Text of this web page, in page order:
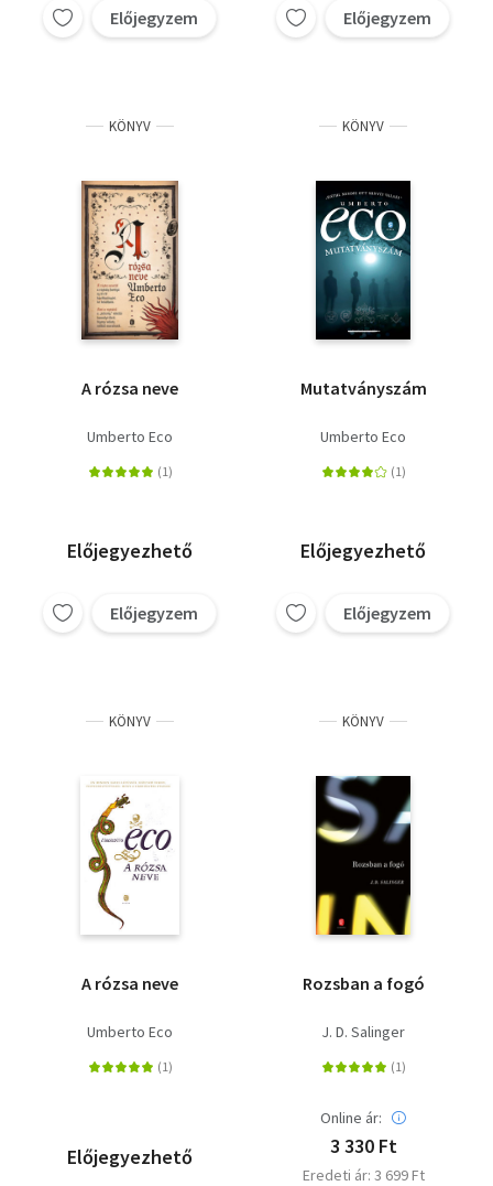
Előjegyzem Előjegyzem
KÖNYV
A rózsa neve
Umberto Eco
Előjegyezhető
Előjegyzem
KÖNYV
Mutatványszám
Umberto Eco
Előjegyezhető
Előjegyzem
KÖNYV
A rózsa neve
Umberto Eco
Előjegyezhető
KÖNYV
Rozsban a fogó
J. D. Salinger
Online ár:
3 330 Ft
Eredeti ár: 3 699 Ft